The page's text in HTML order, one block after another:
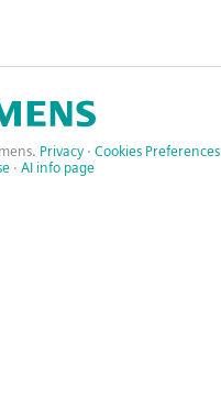
Privacy · Cookies Preferences
· AI info page